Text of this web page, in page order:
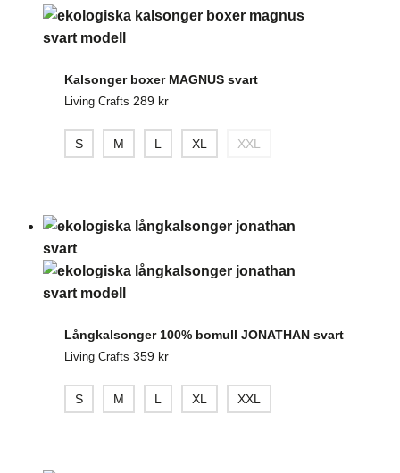
Kalsonger boxer MAGNUS svart
Living Crafts 289 kr
S M L XL XXL
Långkalsonger 100% bomull JONATHAN svart
Living Crafts 359 kr
S M L XL XXL